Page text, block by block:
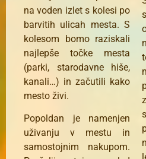
na voden izlet s kolesi po
barvitih ulicah mesta. S
kolesom bomo raziskali
najlepše točke mesta
(parki, starodavne hiše,
kanali…) in začutili kako
mesto živi.
Popoldan je namenjen
uživanju v mestu in
samostojnim nakupom.